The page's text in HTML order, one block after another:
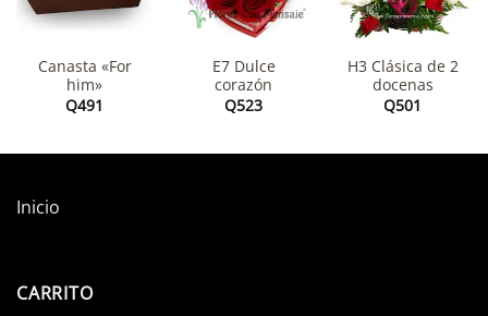
Canasta «For
him»
Q491
E7 Dulce
corazón
Q523
H3 Clásica de 2
docenas
Q501
Inicio
CARRITO